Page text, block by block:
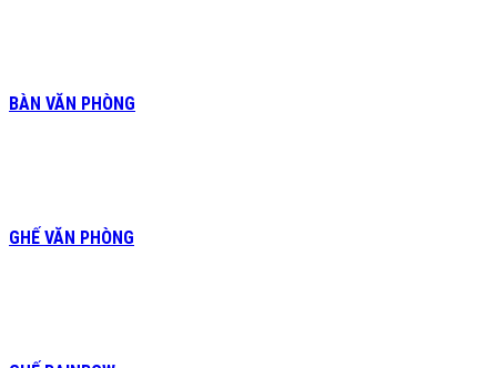
BÀN VĂN PHÒNG
GHẾ VĂN PHÒNG